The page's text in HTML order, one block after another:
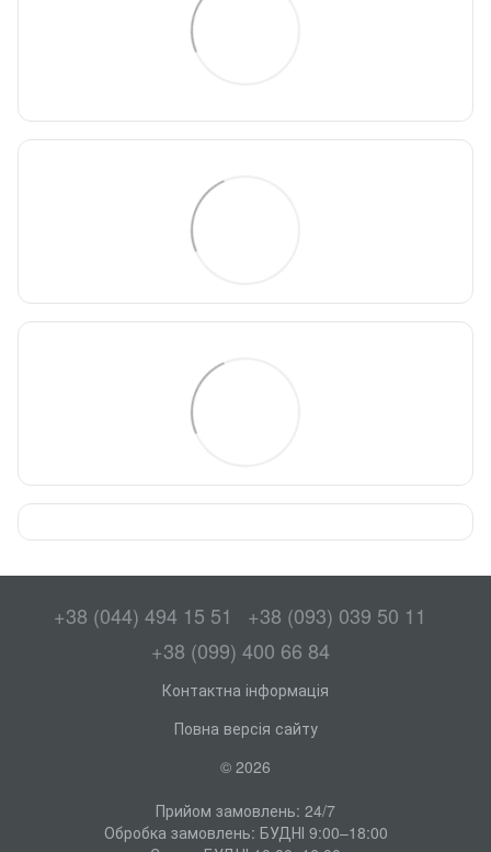
+38 (044) 494 15 51
+38 (093) 039 50 11
+38 (099) 400 66 84
Контактна інформація
Повна версія сайту
© 2026
Прийом замовлень: 24/7
Обробка замовлень: БУДНІ 9:00–18:00